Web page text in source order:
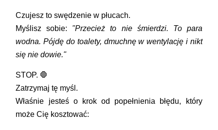
Czujesz to swędzenie w płucach.
Myślisz sobie: "Przecież to nie śmierdzi. To para
wodna. Pójdę do toalety, dmuchnę w wentylację i nikt
się nie dowie."
STOP. 🛑
Zatrzymaj tę myśl.
Właśnie jesteś o krok od popełnienia błędu, który
może Cię kosztować: